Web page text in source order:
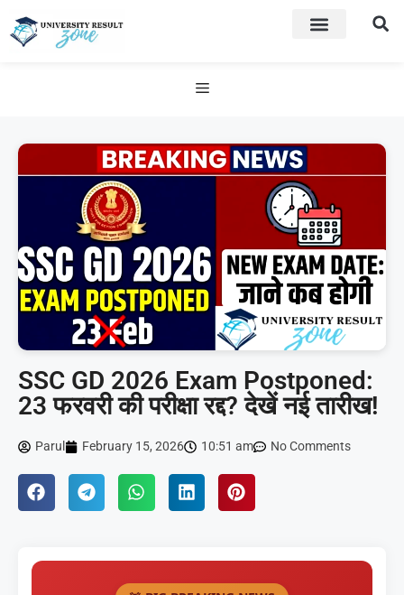
SSC GD 2026 Exam Postponed:
23 फरवरी की परीक्षा रद्द? देखें नई तारीख!
Parul February 15, 2026 10:51 am No Comments